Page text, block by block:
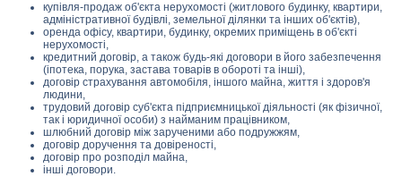
купівля-продаж об'єкта нерухомості (житлового будинку, квартири,
адміністративної будівлі, земельної ділянки та інших об'єктів),
оренда офісу, квартири, будинку, окремих приміщень в об'єкті
нерухомості,
кредитний договір, а також будь-які договори в його забезпечення
(іпотека, порука, застава товарів в обороті та інші),
договір страхування автомобіля, іншого майна, життя і здоров'я
людини,
трудовий договір суб'єкта підприємницької діяльності (як фізичної,
так і юридичної особи) з найманим працівником,
шлюбний договір між зарученими або подружжям,
договір доручення та довіреності,
договір про розподіл майна,
інші договори.